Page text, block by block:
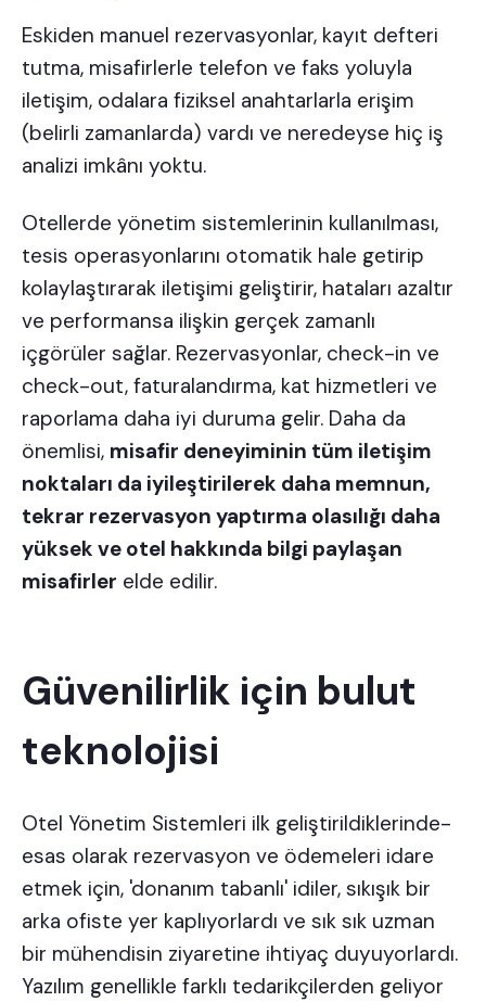
Eskiden manuel rezervasyonlar, kayıt defteri
tutma, misafirlerle telefon ve faks yoluyla
iletişim, odalara fiziksel anahtarlarla erişim
(belirli zamanlarda) vardı ve neredeyse hiç iş
analizi imkânı yoktu.
Otellerde yönetim sistemlerinin kullanılması,
tesis operasyonlarını otomatik hale getirip
kolaylaştırarak iletişimi geliştirir, hataları azaltır
ve performansa ilişkin gerçek zamanlı
içgörüler sağlar. Rezervasyonlar, check-in ve
check-out, faturalandırma, kat hizmetleri ve
raporlama daha iyi duruma gelir. Daha da
önemlisi, misafir deneyiminin tüm iletişim
noktaları da iyileştirilerek daha memnun,
tekrar rezervasyon yaptırma olasılığı daha
yüksek ve otel hakkında bilgi paylaşan
misafirler elde edilir.
Güvenilirlik için bulut
teknolojisi
Otel Yönetim Sistemleri ilk geliştirildiklerinde-
esas olarak rezervasyon ve ödemeleri idare
etmek için, 'donanım tabanlı' idiler, sıkışık bir
arka ofiste yer kaplıyorlardı ve sık sık uzman
bir mühendisin ziyaretine ihtiyaç duyuyorlardı.
Yazılım genellikle farklı tedarikçilerden geliyor